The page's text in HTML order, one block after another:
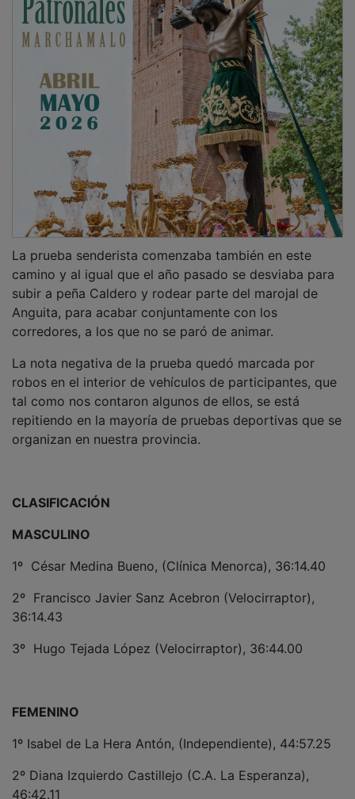
camino y al igual que el año pasado se desviaba para
subir a peña Caldero y rodear parte del marojal de
Anguita, para acabar conjuntamente con los
corredores, a los que no se paró de animar.
robos en el interior de vehículos de participantes, que
tal como nos contaron algunos de ellos, se está
repitiendo en la mayoría de pruebas deportivas que se
organizan en nuestra provincia.
CLASIFICACIÓN
36:14.43
46:42.11